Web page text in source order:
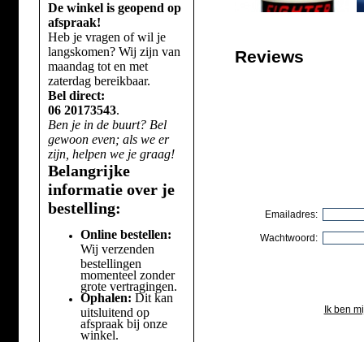
De winkel is geopend op
afspraak!
Heb je vragen of wil je
langskomen? Wij zijn van
maandag tot en met
zaterdag bereikbaar.
Bel direct:
06 20173543.
Ben je in de buurt? Bel
gewoon even; als we er
zijn, helpen we je graag!
Belangrijke
informatie over je
bestelling:
Online bestellen:
Wij verzenden
bestellingen
momenteel zonder
grote vertragingen.
Ophalen: Dit kan
uitsluitend op
afspraak bij onze
winkel.
Reviews
Emailadres:
Wachtwoord:
Ik ben